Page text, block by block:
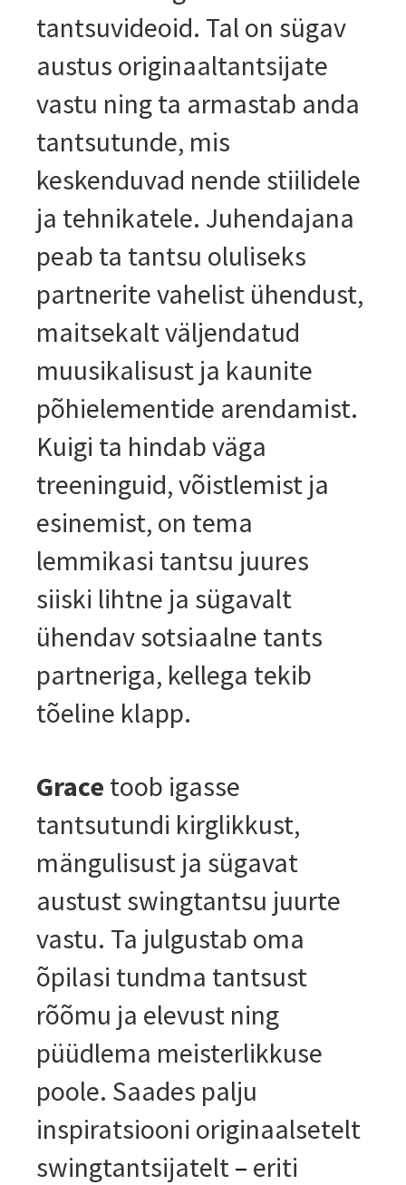
tantsuvideoid. Tal on sügav
austus originaaltantsijate
vastu ning ta armastab anda
tantsutunde, mis
keskenduvad nende stiilidele
ja tehnikatele. Juhendajana
peab ta tantsu oluliseks
partnerite vahelist ühendust,
maitsekalt väljendatud
muusikalisust ja kaunite
põhielementide arendamist.
Kuigi ta hindab väga
treeninguid, võistlemist ja
esinemist, on tema
lemmikasi tantsu juures
siiski lihtne ja sügavalt
ühendav sotsiaalne tants
partneriga, kellega tekib
tõeline klapp.
Grace toob igasse
tantsutundi kirglikkust,
mängulisust ja sügavat
austust swing­tantsu juurte
vastu. Ta julgustab oma
õpilasi tundma tantsust
rõõmu ja elevust ning
püüdlema meisterlikkuse
poole. Saades palju
inspiratsiooni originaalsetelt
swing­tantsijatelt– eriti